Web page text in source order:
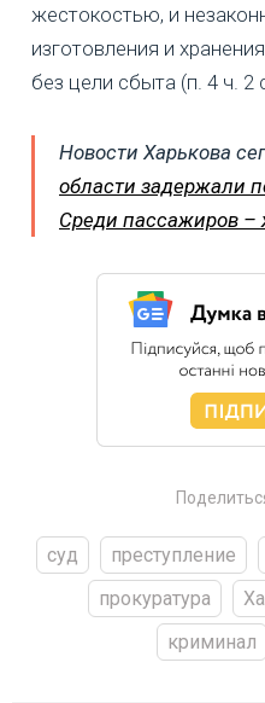
жестокостью, и
изготовления и
без цели сбыта (п. 4 ч. 2
Новости Харькова
области задержали
Среди пассажиров
суд преступление
прокуратура
криминал